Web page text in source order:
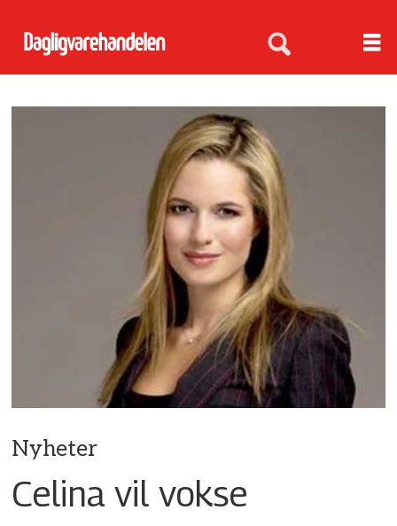
Nyheter
Celina vil vokse